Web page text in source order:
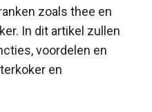
zoals thee en
In dit artikel zullen
voordelen en
en